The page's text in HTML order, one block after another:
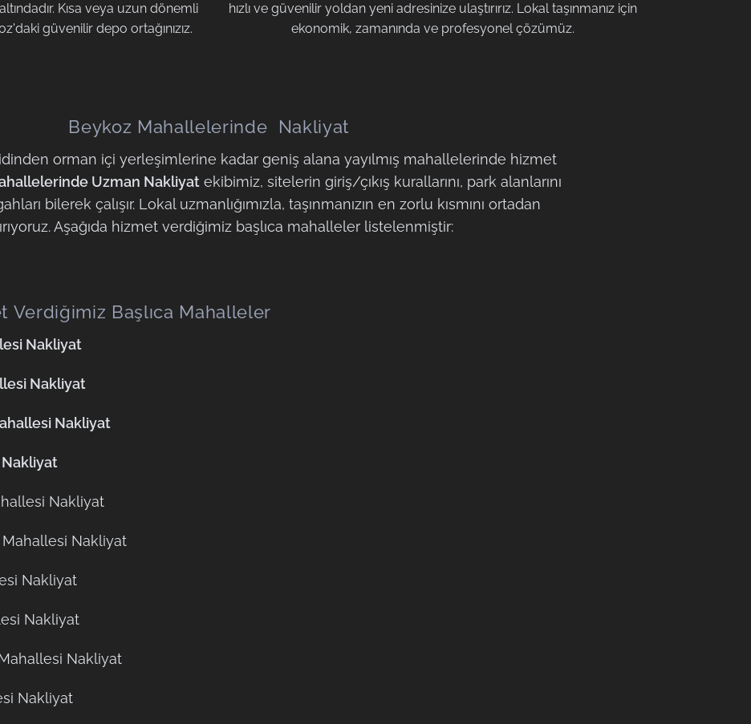
Kısa veya uzun dönemli
güvenilir depo ortağınızız.
hızlı ve güvenilir yoldan yeni adresinize ulaştırırız. Lokal taşınmanız için
ekonomik, zamanında ve profesyonel çözümüz.
Beykoz Mahallelerinde Nakliyat
orman içi yerleşimlerine kadar geniş alana yayılmış mahallelerinde hizmet
Uzman Nakliyatekibimiz, sitelerin giriş/çıkış kurallarını, park alanlarını
bilerek çalışır. Lokal uzmanlığımızla, taşınmanızın en zorlu kısmını ortadan
Aşağıda hizmet verdiğimiz başlıca mahalleler listelenmiştir:
Verdiğimiz Başlıca Mahalleler
Nakliyat
Nakliyat
Nakliyat
Nakliyat
Nakliyat
Mahallesi Nakliyat
Nakliyat
Nakliyat
Nakliyat
Nakliyat